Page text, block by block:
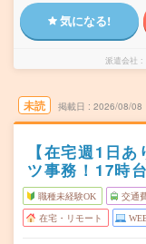
気になる!
派遣会社
未読 掲載日 2026/08/08
【在宅週1日
ツ事務！17時
職種未経験OK 交通
在宅・リモート